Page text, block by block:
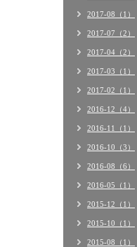
2017-08（1）
2017-07（2）
2017-04（2）
2017-03（1）
2017-02（1）
2016-12（4）
2016-11（1）
2016-10（3）
2016-08（6）
2016-05（1）
2015-12（1）
2015-10（1）
2015-08（1）